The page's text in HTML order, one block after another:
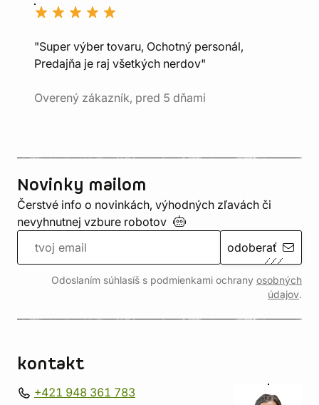
"Super výber tovaru, Ochotný personál,
Predajňa je raj všetkých nerdov"
Overený zákazník, pred 5 dňami
Novinky mailom
Čerstvé info o novinkách, výhodných zľavách či
nevyhnutnej vzbure robotov
odoberať
Odoslaním súhlasíš s podmienkami ochrany osobných
údajov.
kontakt
+421 948 361 783